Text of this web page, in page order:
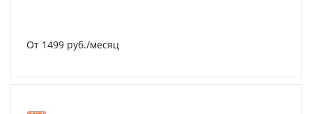
От 1499 руб./месяц